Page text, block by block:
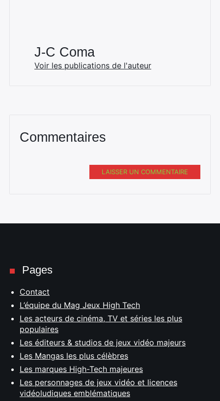
J-C Coma
Voir les publications de l'auteur
Commentaires
LAISSER UN COMMENTAIRE
Pages
Contact
L’équipe du Mag Jeux High Tech
Les acteurs de cinéma, TV et séries les plus
populaires
Les éditeurs & studios de jeux vidéo majeurs
Les Mangas les plus célèbres
Les marques High-Tech majeures
Les personnages de jeux vidéo et licences
vidéoludiques emblématiques